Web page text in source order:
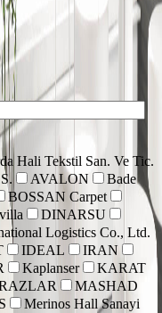
Hali Tekstil San. Ve Tic.
AVALON
Bade
BOSSAN Carpet
DINARSU
Logistics Co., Ltd.
IDEAL
IRAN
Kaplanser
KARAT
MASHAD
Merinos Hall Sanayi